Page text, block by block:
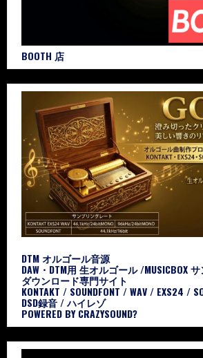
BOOTH 店
DTM オルゴール音源
DAW・DTM用 生オルゴール /MUSICBOX
ダウンロード専門サイト
KONTAKT / SOUNDFONT / WAV / EXS24 /
DSD録音 / ハイレゾ
POWERED BY CRAZYSOUND?